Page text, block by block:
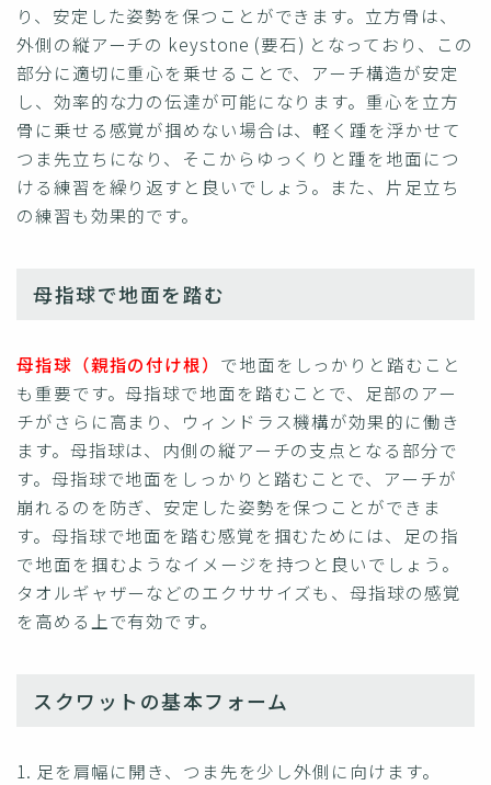
り、安定した姿勢を保つことができます。立方骨は、
外側の縦アーチの keystone (要石) となっており、この
部分に適切に重心を乗せることで、アーチ構造が安定
し、効率的な力の伝達が可能になります。重心を立方
骨に乗せる感覚が掴めない場合は、軽く踵を浮かせて
つま先立ちになり、そこからゆっくりと踵を地面につ
ける練習を繰り返すと良いでしょう。また、片足立ち
の練習も効果的です。
母指球で地面を踏む
母指球（親指の付け根） で地面をしっかりと踏むこと
も重要です。母指球で地面を踏むことで、足部のアー
チがさらに高まり、ウィンドラス機構が効果的に働き
ます。母指球は、内側の縦アーチの支点となる部分で
す。母指球で地面をしっかりと踏むことで、アーチが
崩れるのを防ぎ、安定した姿勢を保つことができま
す。母指球で地面を踏む感覚を掴むためには、足の指
で地面を掴むようなイメージを持つと良いでしょう。
タオルギャザーなどのエクササイズも、母指球の感覚
を高める上で有効です。
スクワットの基本フォーム
1. 足を肩幅に開き、つま先を少し外側に向けます。